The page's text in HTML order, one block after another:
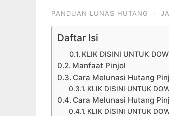
PANDUAN LUNAS HUTANG ·
Daftar Isi
KLIK DISINI UNTUK
Manfaat Pinjol
Cara Melunasi Hutang
KLIK DISINI UNTUK
Cara Melunasi Hutang
KLIK DISINI UNTUK